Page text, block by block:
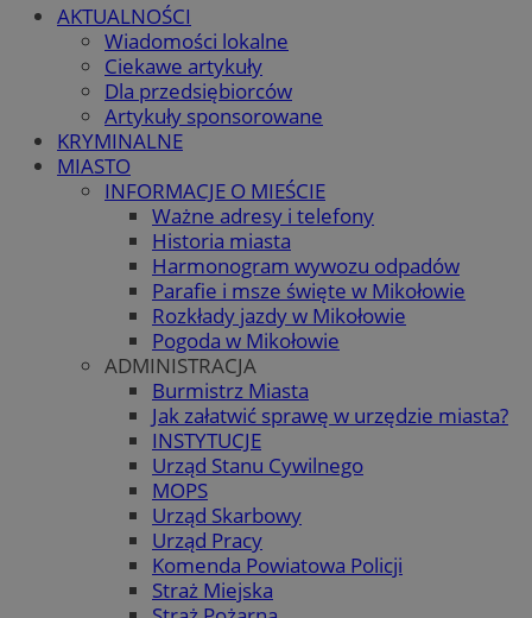
AKTUALNOŚCI
Wiadomości lokalne
Ciekawe artykuły
Dla przedsiębiorców
Artykuły sponsorowane
KRYMINALNE
MIASTO
INFORMACJE O MIEŚCIE
Ważne adresy i telefony
Historia miasta
Harmonogram wywozu odpadów
Parafie i msze święte w Mikołowie
Rozkłady jazdy w Mikołowie
Pogoda w Mikołowie
ADMINISTRACJA
Burmistrz Miasta
Jak załatwić sprawę w urzędzie miasta?
INSTYTUCJE
Urząd Stanu Cywilnego
MOPS
Urząd Skarbowy
Urząd Pracy
Komenda Powiatowa Policji
Straż Miejska